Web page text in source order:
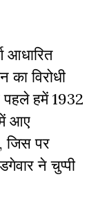
आधारित
का विरोधी
हमें 1932
आए
जिस पर
ने चुप्पी